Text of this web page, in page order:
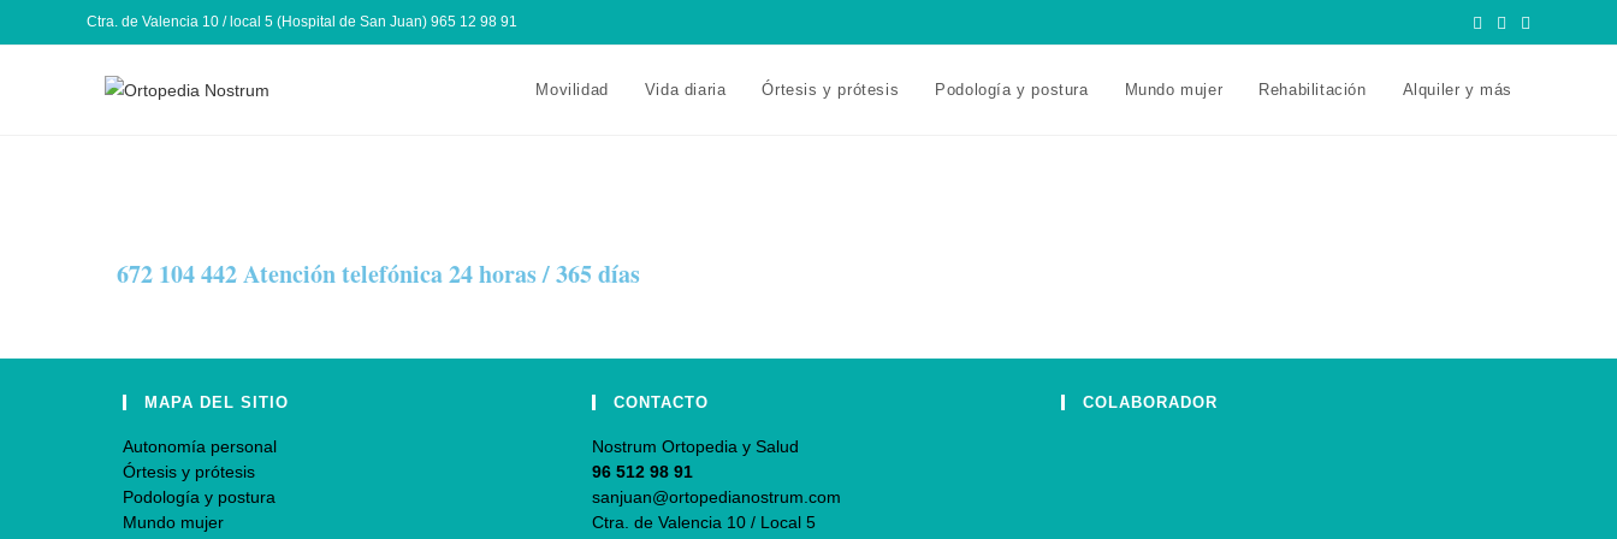
Ctra. de Valencia 10 / local 5 (Hospital de San Juan) 965 12 98 91
Movilidad Vida diaria Órtesis y prótesis Podología y postura Mundo mujer Rehabilitación Alquiler y más
672 104 442 Atención telefónica 24 horas / 365 días
MAPA DEL SITIO
Autonomía personal
Órtesis y prótesis
Podología y postura
Mundo mujer
CONTACTO
Nostrum Ortopedia y Salud
96 512 98 91
sanjuan@ortopedianostrum.com
Ctra. de Valencia 10 / Local 5
COLABORADOR